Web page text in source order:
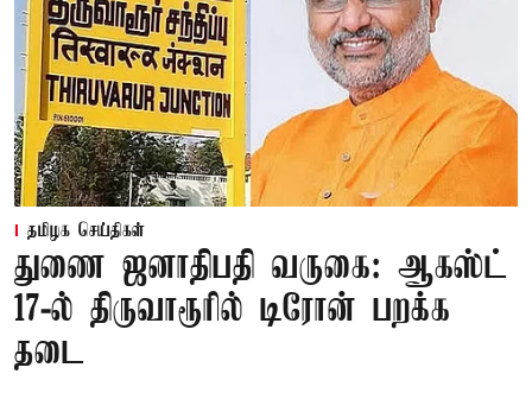
தமிழக செய்திகள்
துணை ஜனாதிபதி வருகை: ஆகஸ்ட்
17-ல் திருவாரூரில் டிரோன் பறக்க
தடை